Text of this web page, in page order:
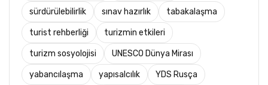
sürdürülebilirlik sınav hazırlık tabakalaşma
turist rehberliği turizmin etkileri
turizm sosyolojisi UNESCO Dünya Mirası
yabancılaşma yapısalcılık YDS Rusça